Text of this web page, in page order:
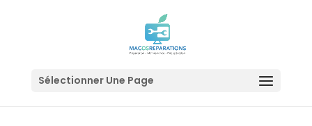
Sélectionner Une Page